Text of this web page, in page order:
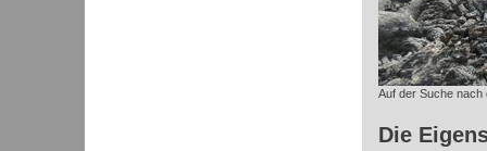
Auf der Suche nach
Die